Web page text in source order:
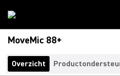
MoveMic 88+
Overzicht